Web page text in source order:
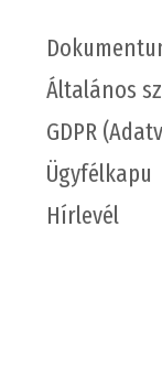
Általános
GDPR
Ügyfélkapu
Hírlevél